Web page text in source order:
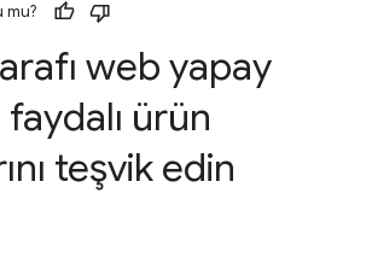
mu?
web yapay
faydalı ürün
teşvik edin